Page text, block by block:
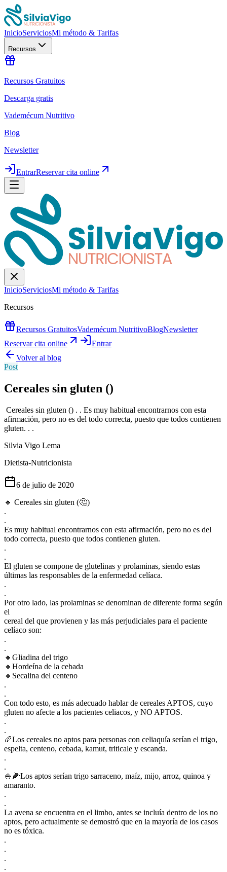
InicioServiciosMi método & Tarifas
Recursos
Recursos Gratuitos
Descarga gratis
Vademécum Nutritivo
Blog
Newsletter
EntrarReservar cita online
InicioServiciosMi método & Tarifas
Recursos
Recursos GratuitosVademécum NutritivoBlogNewsletter
Reservar cita online
Entrar
Volver al blog
Post
Cereales sin gluten ()
️ Cereales sin gluten () . . Es muy habitual encontrarnos con esta
afirmación, pero no es del todo correcta, puesto que todos contienen
gluten. . .
Silvia Vigo Lema
Dietista-Nutricionista
6 de julio de 2020
🔹️ Cereales sin gluten (🤔)
.
.
Es muy habitual encontrarnos con esta afirmación, pero no es del
todo correcta, puesto que todos contienen gluten.
.
.
El gluten se compone de glutelinas y prolaminas, siendo estas
últimas las responsables de la enfermedad celíaca.
.
.
Por otro lado, las prolaminas se denominan de diferente forma según
el
cereal del que provienen y las más perjudiciales para el paciente
celíaco son:
.
.
🔸️Gliadina del trigo
🔸️Hordeína de la cebada
🔸️Secalina del centeno
.
.
Con todo esto, es más adecuado hablar de cereales APTOS, cuyo
gluten no afecte a los pacientes celiacos, y NO APTOS.
.
.
🥖Los cereales no aptos para personas con celiaquía serían el trigo,
espelta, centeno, cebada, kamut, triticale y escanda.
.
.
🍚🌽Los aptos serían trigo sarraceno, maíz, mijo, arroz, quinoa y
amaranto.
.
.
La avena se encuentra en el limbo, antes se incluía dentro de los no
aptos, pero actualmente se demostró que en la mayoría de los casos
no es tóxica.
.
.
.
.